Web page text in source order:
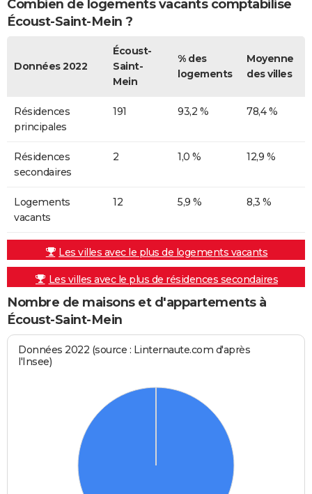
Combien de logements vacants comptabilise
Écoust-Saint-Mein ?
Données 2022
Écoust-
Saint-
Mein
% des
logements
Moyenne
des villes
Résidences
principales
191 93,2 % 78,4 %
Résidences
secondaires
2 1,0 % 12,9 %
Logements
vacants
12 5,9 % 8,3 %
Les villes avec le plus de logements vacants
Les villes avec le plus de résidences secondaires
Nombre de maisons et d'appartements à
Écoust-Saint-Mein
Données 2022 (source : Linternaute.com d'après
l'Insee)